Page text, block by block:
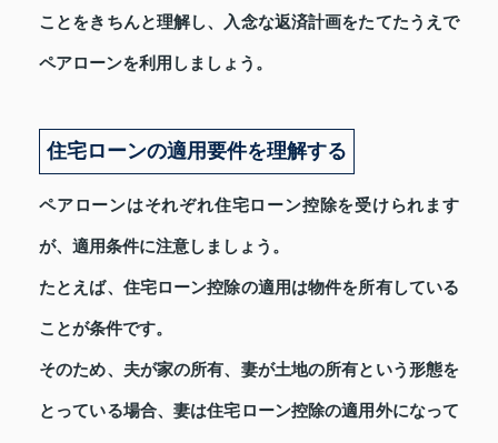
ことをきちんと理解し、入念な返済計画をたてたうえで
ペアローンを利用しましょう。
住宅ローンの適用要件を理解する
ペアローンはそれぞれ住宅ローン控除を受けられます
が、適用条件に注意しましょう。
たとえば、住宅ローン控除の適用は物件を所有している
ことが条件です。
そのため、夫が家の所有、妻が土地の所有という形態を
とっている場合、妻は住宅ローン控除の適用外になって